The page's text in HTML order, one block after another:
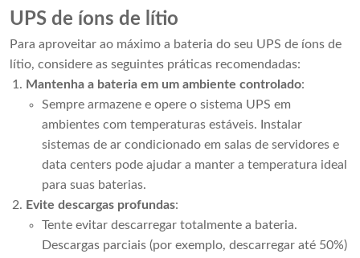
UPS de íons de lítio
Para aproveitar ao máximo a bateria do seu UPS de íons de
lítio, considere as seguintes práticas recomendadas:
Mantenha a bateria em um ambiente controlado:
Sempre armazene e opere o sistema UPS em
ambientes com temperaturas estáveis. Instalar
sistemas de ar condicionado em salas de servidores e
data centers pode ajudar a manter a temperatura ideal
para suas baterias.
Evite descargas profundas:
Tente evitar descarregar totalmente a bateria.
Descargas parciais (por exemplo, descarregar até 50%)